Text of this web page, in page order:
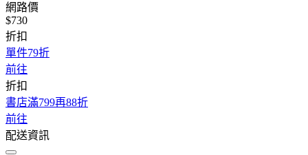
網路價
$730
折扣
單件79折
前往
折扣
書店滿799再88折
前往
配送資訊